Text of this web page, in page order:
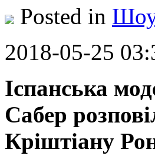
Posted in
2018-05-25
Іспанська
Сабер
Кріштіану